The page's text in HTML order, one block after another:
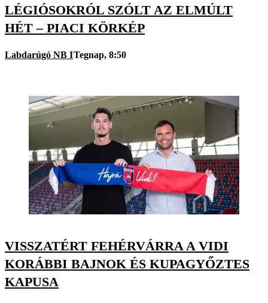
LÉGIÓSOKRÓL SZÓLT AZ ELMÚLT
HÉT – PIACI KÖRKÉP
Labdarúgó NB ITegnap, 8:50
VISSZATÉRT FEHÉRVÁRRA A VIDI
KORÁBBI BAJNOK ÉS KUPAGYŐZTES
KAPUSA